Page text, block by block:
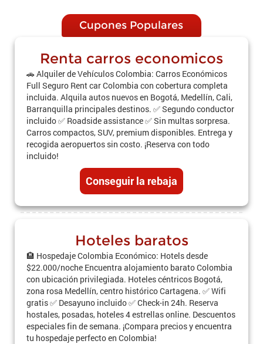
Cupones Populares
Renta carros economicos
🚗 Alquiler de Vehículos Colombia: Carros Económicos
Full Seguro Rent car Colombia con cobertura completa
incluida. Alquila autos nuevos en Bogotá, Medellín, Cali,
Barranquilla principales destinos. ✅ Segundo conductor
incluido ✅ Roadside assistance ✅ Sin multas sorpresa.
Carros compactos, SUV, premium disponibles. Entrega y
recogida aeropuertos sin costo. ¡Reserva con todo
incluido!
Conseguir la rebaja
Hoteles baratos
🏨 Hospedaje Colombia Económico: Hotels desde
$22.000/noche Encuentra alojamiento barato Colombia
con ubicación privilegiada. Hoteles céntricos Bogotá,
zona rosa Medellín, centro histórico Cartagena. ✅ Wifi
gratis ✅ Desayuno incluido ✅ Check-in 24h. Reserva
hostales, posadas, hoteles 4 estrellas online. Descuentos
especiales fin de semana. ¡Compara precios y encuentra
tu hospedaje perfecto en Colombia!